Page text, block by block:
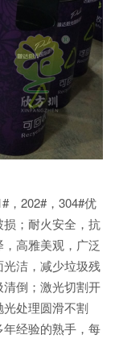
，202#，304#优
；耐火安全，抗
高雅美观，广泛
洁，减少垃圾残
倒；激光切割开
处理圆滑不割
经验的熟手，每